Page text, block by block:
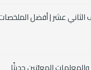
عشر | أفضل